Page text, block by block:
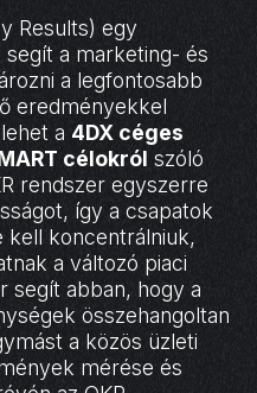
Results) egy
a marketing- és
a legfontosabb
eredményekkel
a 4DX céges
célokról szóló
rendszer egyszerre
így a csapatok
kell koncentrálniuk,
a változó piaci
segít abban, hogy a
összehangoltan
a közös üzleti
mérése és